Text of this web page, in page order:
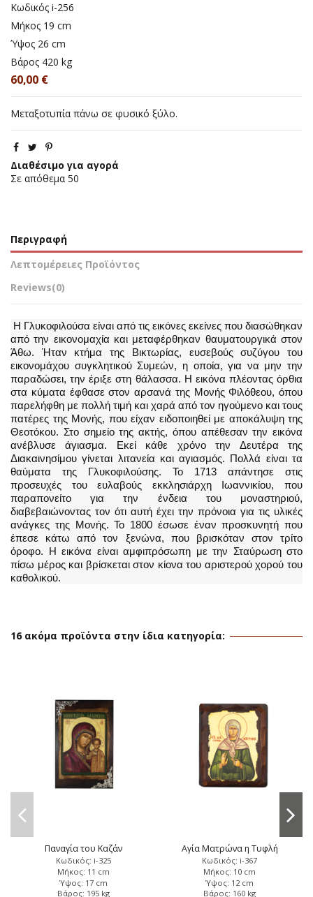
Κωδικός i-256
Μήκος 19 cm
Ύψος 26 cm
Βάρος 420 kg
60,00 €
Μεταξοτυπία πάνω σε φυσικό ξύλο.
Διαθέσιμο για αγορά
Σε απόθεμα 50
Περιγραφή
Λεπτομέρειες Προϊόντος
Reviews(0)
Η Γλυκοφιλούσα είναι από τις εικόνες εκείνες που διασώθηκαν
από την εικονομαχία και μεταφέρθηκαν θαυματουργικά στον
Άθω. Ήταν κτήμα της Βικτωρίας, ευσεβούς συζύγου του
εικονομάχου συγκλητικού Συμεών, η οποία, για να μην την
παραδώσει, την έριξε στη θάλασσα. Η εικόνα πλέοντας όρθια
στα κύματα έφθασε στον αρσανά της Μονής Φιλόθεου, όπου
παρελήφθη με πολλή τιμή και χαρά από τον ηγούμενο και τους
πατέρες της Μονής, που είχαν ειδοποιηθεί με αποκάλυψη της
Θεοτόκου. Στο σημείο της ακτής, όπου απέθεσαν την εικόνα
ανέβλυσε άγιασμα. Εκεί κάθε χρόνο την Δευτέρα της
Διακαινησίμου γίνεται λιτανεία και αγιασμός. Πολλά είναι τα
θαύματα της Γλυκοφιλούσης. Το 1713 απάντησε στις
προσευχές του ευλαβούς εκκλησιάρχη Ιωαννικίου, που
παραπονείτο για την ένδεια του μοναστηριού,
διαβεβαιώνοντας τον ότι αυτή έχει την πρόνοια για τις υλικές
ανάγκες της Μονής. Το 1800 έσωσε έναν προσκυνητή που
έπεσε κάτω από τον ξενώνα, που βρισκόταν στον τρίτο
όροφο. Η εικόνα είναι αμφιπρόσωπη με την Σταύρωση στο
πίσω μέρος και βρίσκεται στον κίονα του αριστερού χορού του
καθολικού.
16 ακόμα προϊόντα στην ίδια κατηγορία:
Παναγία του Καζάν
Κωδικός: i-325
Μήκος: 11 cm
Ύψος: 17 cm
Βάρος: 195 kg
Αγία Ματρώνα η Τυφλή
Κωδικός: i-367
Μήκος: 10 cm
Ύψος: 12 cm
Βάρος: 160 kg